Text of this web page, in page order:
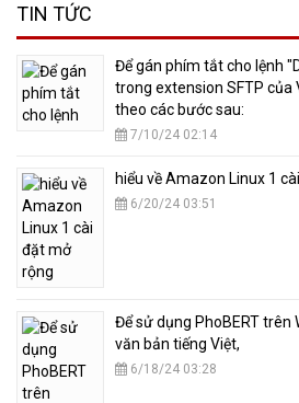
TIN TỨC
​Để gán phím tắt cho lệnh
trong extension SFTP của
theo các bước sau:
7/10/24 02:14
hiểu về Amazon Linux 1
6/20/24 03:51
​Để sử dụng PhoBERT trên
văn bản tiếng Việt,
6/18/24 03:28